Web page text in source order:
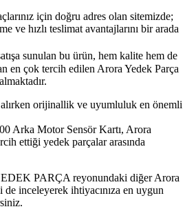
için doğru adres olan sitemizde;
ve hızlı teslimat avantajlarını bir arada
sunulan bu ürün, hem kalite hem de
en çok tercih edilen Arora Yedek Parça
alırken orijinallik ve uyumluluk en önemli
Arka Motor Sensör Kartı, Arora
ettiği yedek parçalar arasında
PARÇA reyonundaki diğer Arora
inceleyerek ihtiyacınıza en uygun